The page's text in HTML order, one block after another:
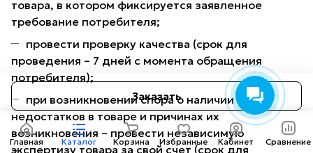
Заказать
товара, в котором фиксируется заявленное
требование потребителя;
провести проверку качества (срок для
проведения – 7 дней с момента обращения
потребителя);
при возникновении спора о наличии
недостатков в товаре и причинах их
возникновения – провести независимую
экспертизу товара за свой счет (срок для
Главная Каталог Корзина Избранные Кабинет Сравнение